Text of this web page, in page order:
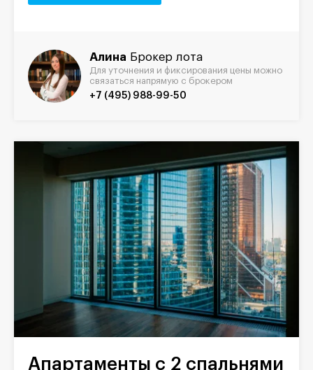
Алина Брокер лота
Для уточнения и фиксирования цены можно
связаться напрямую с брокером
+7 (495) 988-99-50
Апартаменты с 2 спальнями